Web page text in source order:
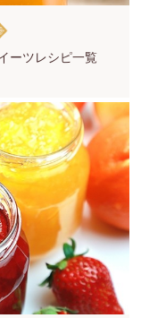
ーツレシピ一覧